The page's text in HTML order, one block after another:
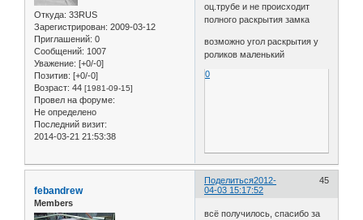
Откуда: 33RUS
Зарегистрирован: 2009-03-12
Приглашений: 0
Сообщений: 1007
Уважение: [+0/-0]
Позитив: [+0/-0]
Возраст: 44 [1981-09-15]
Провел на форуме:
Не определено
Последний визит:
2014-03-21 21:53:38
оц.трубе и не происходит
полного раскрытия замка
возможно угол раскрытия у
роликов маленький
0
Поделиться 45
2012-
04-03 15:17:52
febandrew
Members
всё получилось, спасибо за